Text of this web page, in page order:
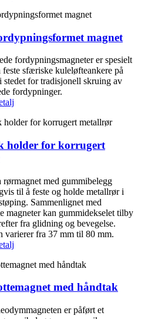
magnet
fordypningsmagneter er spesielt
sfæriske kuleløfteankere på
stedet for tradisjonell skruing av
fordypninger.
holder for korrugert
rørmagnet med gummibelegg
til å feste og holde metallrør i
Sammenlignet med
magneter kan gummidekselet tilby
fra glidning og bevegelse.
varierer fra 37 mm til 80 mm.
med håndtak
er påført et